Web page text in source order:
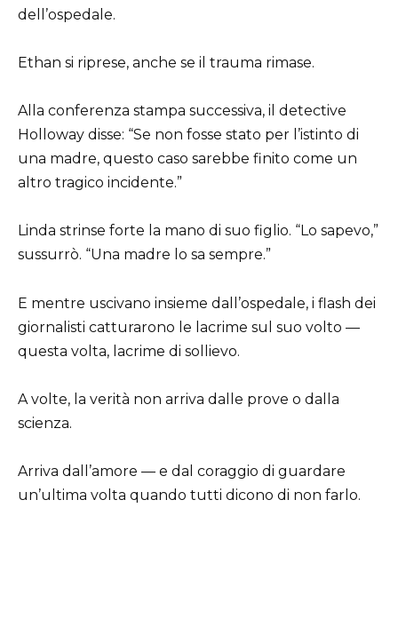
dell’ospedale.
Ethan si riprese, anche se il trauma rimase.
Alla conferenza stampa successiva, il detective
Holloway disse: “Se non fosse stato per l’istinto di
una madre, questo caso sarebbe finito come un
altro tragico incidente.”
Linda strinse forte la mano di suo figlio. “Lo sapevo,”
sussurrò. “Una madre lo sa sempre.”
E mentre uscivano insieme dall’ospedale, i flash dei
giornalisti catturarono le lacrime sul suo volto —
questa volta, lacrime di sollievo.
A volte, la verità non arriva dalle prove o dalla
scienza.
Arriva dall’amore — e dal coraggio di guardare
un’ultima volta quando tutti dicono di non farlo.